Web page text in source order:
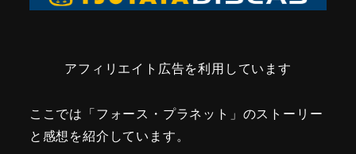
アフィリエイト広告を利用しています
ここでは「フォース・プラネット」のストーリー
と感想を紹介しています。